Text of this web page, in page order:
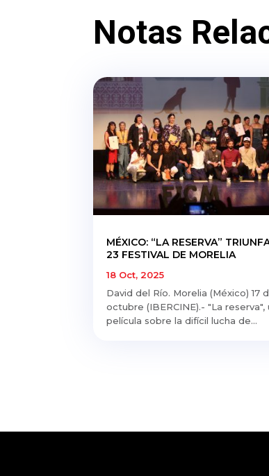
Notas
MÉXICO: “LA RESERVA”
23 FESTIVAL DE MORELIA
18 Oct, 2025
David del Río. Morelia (México) 17
octubre (IBERCINE).- "La reserva",
película sobre la difícil lucha de...